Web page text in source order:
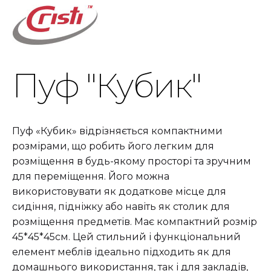
Пуф "Кубик"
Пуф «Кубик» відрізняється компактними
розмірами, що робить його легким для
розміщення в будь-якому просторі та зручним
для переміщення. Його можна
використовувати як додаткове місце для
сидіння, підніжку або навіть як столик для
розміщення предметів. Має компактний розмір
45*45*45см. Цей стильний і функціональний
елемент меблів ідеально підходить як для
домашнього використання, так і для закладів,